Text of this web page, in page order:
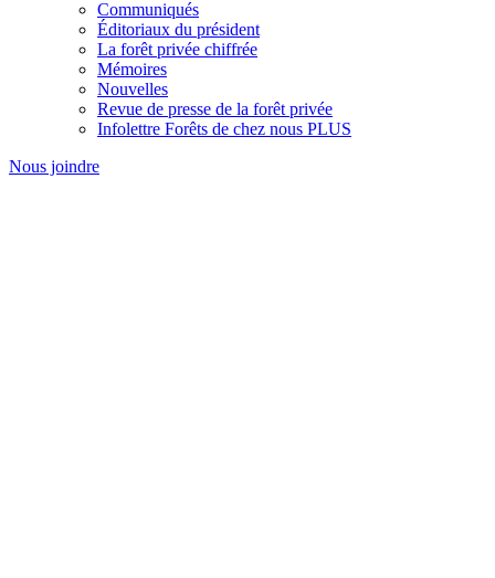
Communiqués
Éditoriaux du président
La forêt privée chiffrée
Mémoires
Nouvelles
Revue de presse de la forêt privée
Infolettre Forêts de chez nous PLUS
Nous joindre